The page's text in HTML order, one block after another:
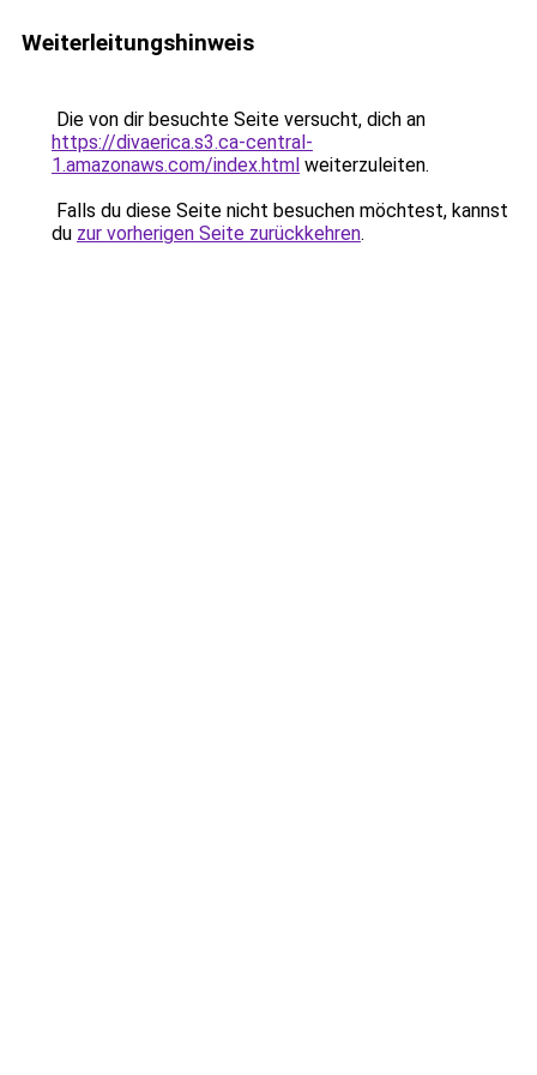
Weiterleitungshinweis
Die von dir besuchte Seite versucht, dich an
https://divaerica.s3.ca-central-
1.amazonaws.com/index.html weiterzuleiten.
Falls du diese Seite nicht besuchen möchtest, kannst
du zur vorherigen Seite zurückkehren.